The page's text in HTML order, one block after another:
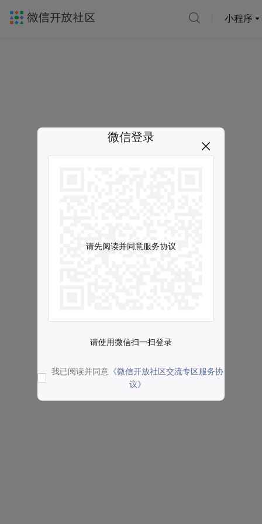
小程序
微信登录
请先阅读并同意服务协议
请使用微信扫一扫登录
我已阅读并同意 《微信开放社区交流专区服务协
议》